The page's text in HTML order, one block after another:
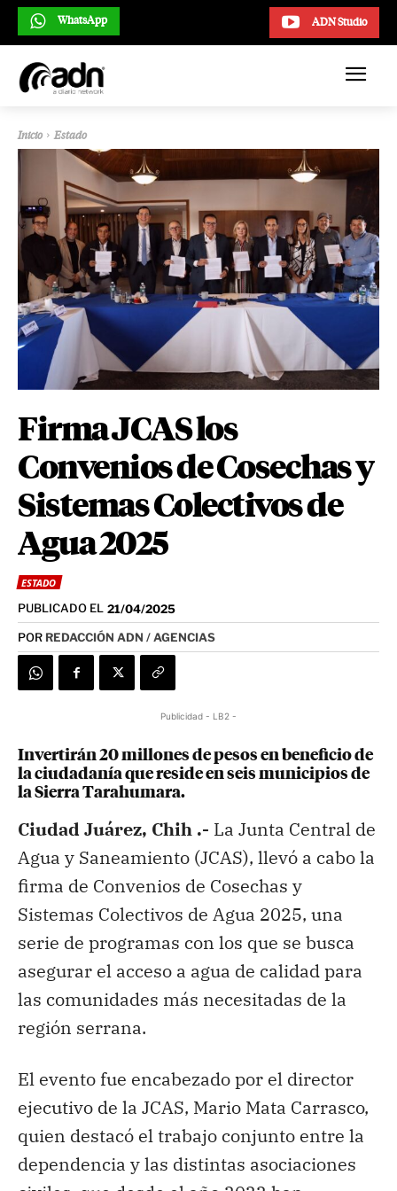
ADN Studio
WhatsApp
Inicio Estado
Firma JCAS los
Convenios de Cosechas y
Sistemas Colectivos de
Agua 2025
ESTADO
PUBLICADO EL 21/04/2025
POR REDACCIÓN ADN / AGENCIAS
Publicidad - LB2 -
Invertirán 20 millones de pesos en beneficio de
la ciudadanía que reside en seis municipios de
la Sierra Tarahumara.
Ciudad Juárez, Chih .- La Junta Central de
Agua y Saneamiento (JCAS), llevó a cabo la
firma de Convenios de Cosechas y
Sistemas Colectivos de Agua 2025, una
serie de programas con los que se busca
asegurar el acceso a agua de calidad para
las comunidades más necesitadas de la
región serrana.
El evento fue encabezado por el director
ejecutivo de la JCAS, Mario Mata Carrasco,
quien destacó el trabajo conjunto entre la
dependencia y las distintas asociaciones